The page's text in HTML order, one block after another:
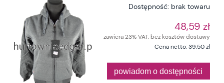
Dostępność: brak towaru
48,59 zł
zawiera 23% VAT, bez kosztów dostawy
Cena netto:39,50 zł
powiadom o dostępności